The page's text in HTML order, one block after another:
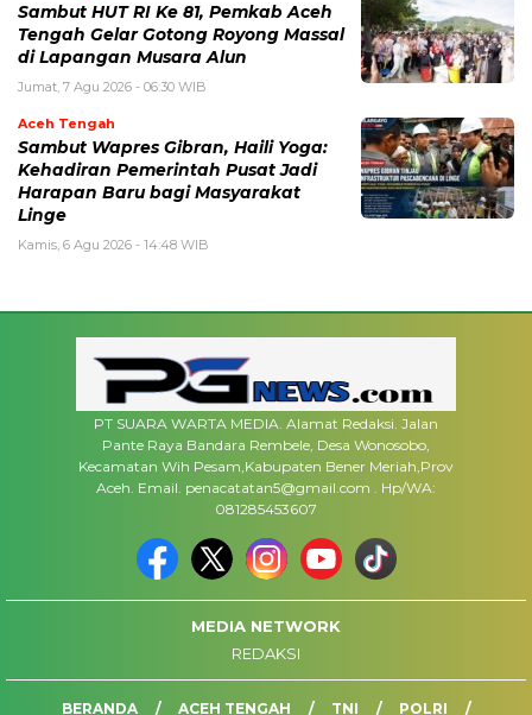
Sambut HUT RI Ke 81, Pemkab Aceh
Tengah Gelar Gotong Royong Massal
di Lapangan Musara Alun
Jumat, 7 Agu 2026 - 06:30 WIB
Aceh Tengah
‎Sambut Wapres Gibran, Haili Yoga:
Kehadiran Pemerintah Pusat Jadi
Harapan Baru bagi Masyarakat
Linge
Kamis, 6 Agu 2026 - 14:48 WIB
PT SUARA WARTA MEDIA. Alamat Redaksi. Jalan
Pante Raya Bandara Rembele, Desa Wonosobo,
Kecamatan Wih Pesam,Kabupaten Bener Meriah,Prov
Aceh. Email. penacatatan5@gmail.com . Hp/WA:
081285453607
MEDIA NETWORK
REDAKSI
BERANDA ACEH TENGAH TNI POLRI